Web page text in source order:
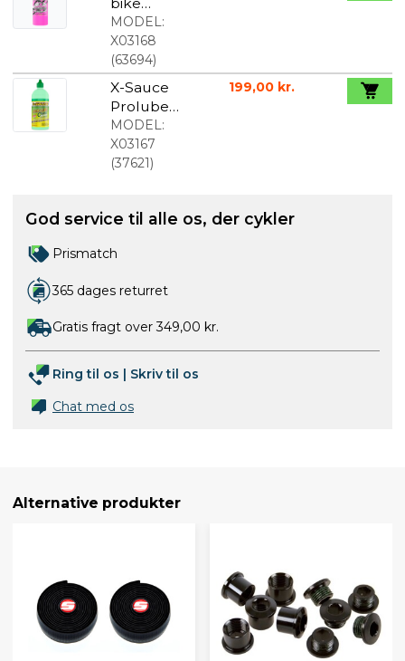
cleaner/deg
reaser
900ml
spray
MODEL:
X03168
(63694)
X-Sauce
Prolube
voks til alt
vejr 500ml
MODEL:
X03167
(37621)
199,00 kr.
God service til alle os, der cykler
Prismatch
365 dages returret
Gratis fragt over 349,00 kr.
Ring til os | Skriv til os
Chat med os
Alternative produkter